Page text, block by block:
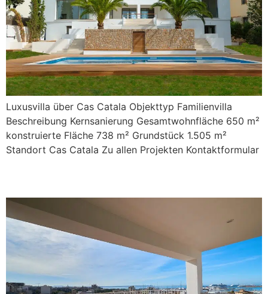
Luxusvilla über Cas Catala Objekttyp Familienvilla
Beschreibung Kernsanierung Gesamtwohnfläche 650 m²
konstruierte Fläche 738 m² Grundstück 1.505 m²
Standort Cas Catala Zu allen Projekten Kontaktformular